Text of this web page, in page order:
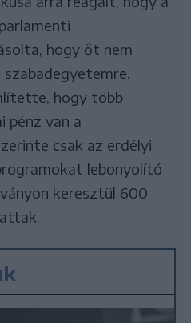
hogy őt nem
hogy több
pénz van a
csak az erdélyi
lebonyolító
keresztül 600